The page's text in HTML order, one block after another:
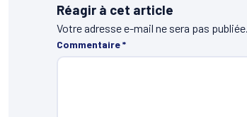
Réagir à cet article
Votre adresse e-mail ne sera pas publiée.
Commentaire*